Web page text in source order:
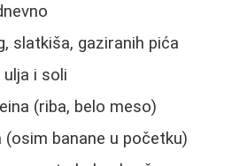
slatkiša, gaziranih pića
i soli
(riba, belo meso)
(osim banane u početku)